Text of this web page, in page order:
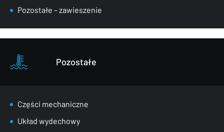
Pozostałe – zawieszenie
Pozostałe
Części mechaniczne
Układ wydechowy